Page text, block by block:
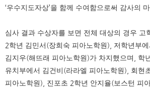
‘우수지도자상’을 함께 수여함으로써 감사의
심사 결과 수상자를 보면 전체 대상의 경우 고
2학년 김민서(장희숙 피아노학원), 저학년부
김지우(해뜨래 피아노학원)가 차지했으며 학
유치부에서 김건비(라라엘 피아노학원), 회현
피아노학원), 진포초 2학년 안지율(보스턴 피